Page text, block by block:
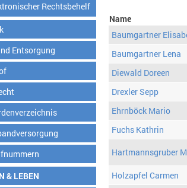
Rechtsbehelf
Entsorgung
& LEBEN
Name
Baumgartner
Baumgartner Lena
Diewald Doreen
Drexler Sepp
Ehrnböck Mario
Fuchs Kathrin
Hartmannsgruber
Holzapfel Carmen